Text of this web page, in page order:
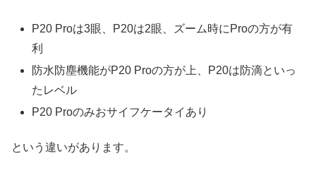
P20 Proは3眼、P20は2眼、ズーム時にProの方が有
利
防水防塵機能がP20 Proの方が上、P20は防滴といっ
たレベル
P20 Proのみおサイフケータイあり
という違いがあります。